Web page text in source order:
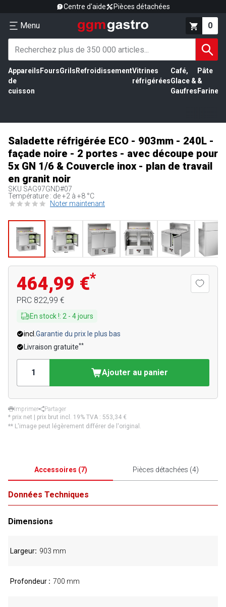
Centre d'aide Pièces détachées
Menu 0
Appareils
de
cuisson
FoursGrils RefroidissementVitrines
réfrigérées
Café,
Glace &
Gaufres
Pâte
&
Farine
Saladette réfrigérée ECO - 903mm - 240L -
façade noire - 2 portes - avec découpe pour
5x GN 1/6 & Couvercle inox - plan de travail
en granit noir
SKU SAG97GND#07
Température : de +2 à +8 °C
Noter maintenant
464,99 €*
PRC 822,99 €
En stock !: 2 - 4jours
incl. Garantie du prix le plus bas
Livraison gratuite**
Ajouter au panier
Imprimer
Partager
* prix net | prix brut incl. 19% TVA : 553,34 €
** L'image peut légèrement différer de l'original.
Accessoires (7) Pièces détachées (4)
Données Techniques
Dimensions
Largeur 903 mm
Profondeur 700 mm